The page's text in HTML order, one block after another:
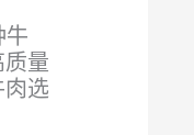
牛
量
选